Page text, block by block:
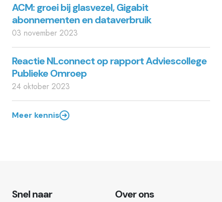
ACM: groei bij glasvezel, Gigabit
abonnementen en dataverbruik
03 november 2023
Reactie NLconnect op rapport Adviescollege
Publieke Omroep
24 oktober 2023
Meer kennis
Snel naar Over ons